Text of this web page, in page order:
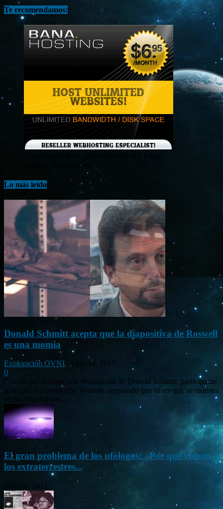
Te recomendamos:
¡Consigue tu hosting de alta calidad y a bajo
costo en Banahosting!
Lo más leído
Donald Schmitt acepta que la diapositiva de Roswell
es una momia
Exploración OVNI -
May 14, 2015
0
Circula por internet una declaración de Donald Schmitt, participante
principal del evento Be Witness, aceptando que el ser que se muestra
en las diapositivas...
El gran problema de los ufólogos: ¿Por qué vienen
los extraterrestres...
Nov 26, 2012